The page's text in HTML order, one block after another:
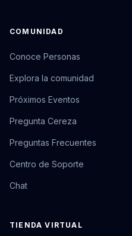
COMUNIDAD
Conoce Personas
Explora la comunidad
Próximos Eventos
Pregunta Cereza
Preguntas Frecuentes
Centro de Soporte
Chat
TIENDA VIRTUAL